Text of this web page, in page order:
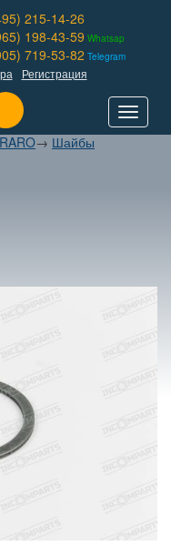
215-14-26
198-43-59 Whatsap
719-53-82 Telegram
Регистрация
Toggle
→ Шайбы